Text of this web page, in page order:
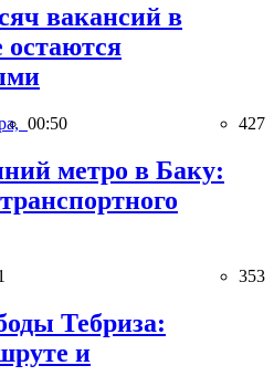
вакансий в
остаются
00:50 427
метро в Баку:
353
Тебриза:
и